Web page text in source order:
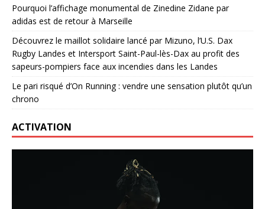
Pourquoi l’affichage monumental de Zinedine Zidane par
adidas est de retour à Marseille
Découvrez le maillot solidaire lancé par Mizuno, l’U.S. Dax
Rugby Landes et Intersport Saint-Paul-lès-Dax au profit des
sapeurs-pompiers face aux incendies dans les Landes
Le pari risqué d’On Running : vendre une sensation plutôt qu’un
chrono
ACTIVATION